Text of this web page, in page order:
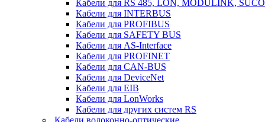
Кабели для RS 485, LON, MODULINK,
Кабели для INTERBUS
Кабели для PROFIBUS
Кабели для SAFETY BUS
Кабели для AS-Interface
Кабели для PROFINET
Кабели для CAN-BUS
Кабели для DeviceNet
Кабели для EIB
Кабели для LonWorks
Кабели для других систем RS
Кабели волоконно-оптические